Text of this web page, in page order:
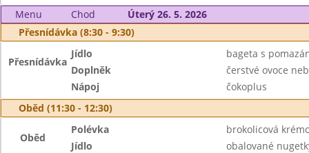
Menu
Chod
Úterý 26. 5. 2026
Přesnídávka (8:30 - 9:30)
Přesnídávka
Jídlo
bageta s
Doplněk
čerstvé ovoce
Nápoj
čokoplus
Oběd (11:30 - 12:30)
Oběd
Polévka
brokolicová
Jídlo
obalované